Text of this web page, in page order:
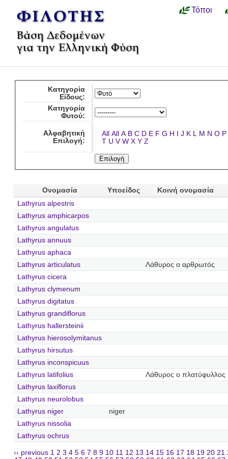
Τόποι
Κατηγορία
Είδους:
Κατηγορία
Φυτού:
Αλφαβητική
Επιλογή:
All All A B C D E F G H I J K L M N O P
T U V W X Y Z
Ονομασία Υποείδος
Κοινή ονομασία
Lathyrus alpestris
Lathyrus amphicarpos
Lathyrus angulatus
Lathyrus annuus
Lathyrus aphaca
Lathyrus articulatus
Λάθυρος ο αρθρωτός
Lathyrus cicera
Lathyrus clymenum
Lathyrus digitatus
Lathyrus grandiflorus
Lathyrus hallersteinii
Lathyrus hierosolymitanus
Lathyrus hirsutus
Lathyrus inconspicuus
Lathyrus latifolius
Λάθυρος ο πλατύφυλλος
Lathyrus laxiflorus
Lathyrus neurolobus
Lathyrus niger
niger
Lathyrus nissolia
Lathyrus ochrus
‹‹ previous 1 2 3 4 5 6 7 8 9 10 11 12 13 14 15 16 17 18 19 20 21